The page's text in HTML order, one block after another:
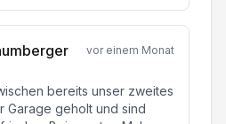
positive Erfahrung.
Herrn Janick Moor. Er hat
ehrlich und ohne jeglichen
Mit seiner
und
vor einem Monat
bereits unser zweites
Garage geholt und sind